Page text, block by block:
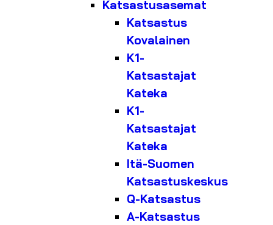
Katsastusasemat
Katsastus
Kovalainen
K1-
Katsastajat
Kateka
K1-
Katsastajat
Kateka
Itä-Suomen
Katsastuskeskus
Q-Katsastus
A-Katsastus